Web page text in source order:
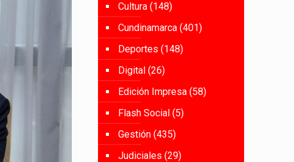
Cultura (148)
Cundinamarca (401)
Deportes (148)
Digital (26)
Edición Impresa (58)
Flash Social (5)
Gestión (435)
Judiciales (29)